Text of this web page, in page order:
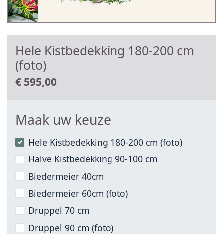
Hele Kistbedekking 180-200 cm
(foto)
€ 595,00
Maak uw keuze
Hele Kistbedekking 180-200 cm (foto)
Halve Kistbedekking 90-100 cm
Biedermeier 40cm
Biedermeier 60cm (foto)
Druppel 70 cm
Druppel 90 cm (foto)